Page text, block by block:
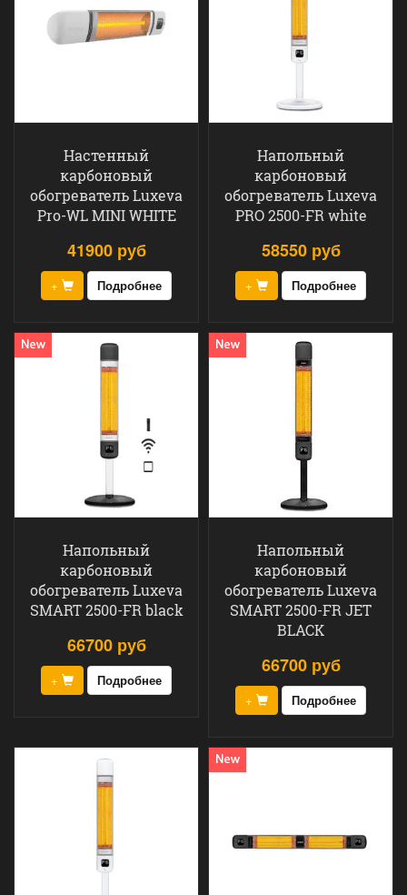
Настенный
карбоновый
обогреватель Luxeva
Pro-WL MINI WHITE
41900 руб
+ Подробнее
Напольный
карбоновый
обогреватель Luxeva
PRO 2500-FR white
58550 руб
+ Подробнее
Напольный
карбоновый
обогреватель Luxeva
SMART 2500-FR black
66700 руб
+ Подробнее
Напольный
карбоновый
обогреватель Luxeva
SMART 2500-FR JET
BLACK
66700 руб
+ Подробнее